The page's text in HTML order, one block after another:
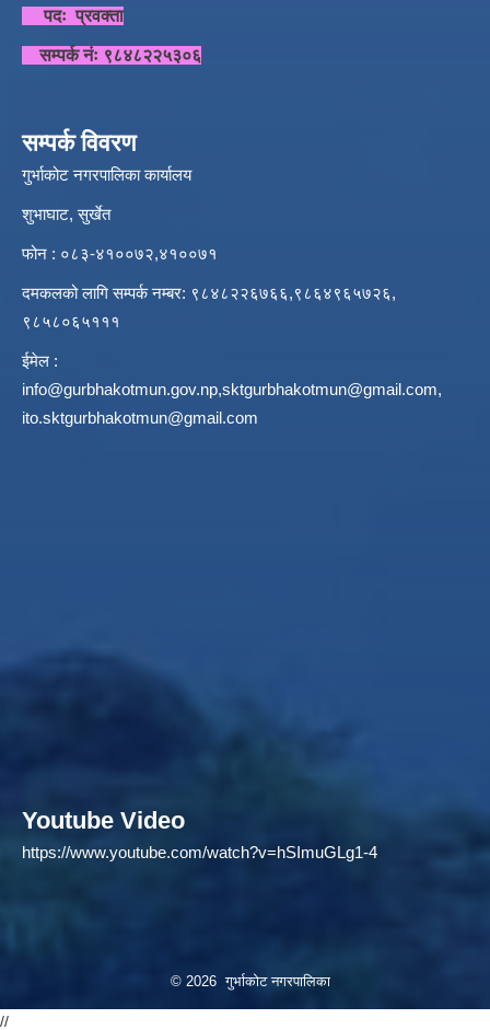
पदः प्रवक्ता
सम्पर्क नंः ९८४८२२५३०६
सम्पर्क विवरण
गुर्भाकोट नगरपालिका कार्यालय
शुभाघाट, सुर्खेत
फोन : ०८३-४१००७२,४१००७१
दमकलको लागि सम्पर्क नम्बर: ९८४८२२६७६६,९८६४९६५७२६,
९८५८०६५१११
ईमेल :
info@gurbhakotmun.gov.np,sktgurbhakotmun@gmail.com,
ito.sktgurbhakotmun@gmail.com
Youtube Video
https://www.youtube.com/watch?v=hSImuGLg1-4
© 2026 गुर्भाकोट नगरपालिका
//